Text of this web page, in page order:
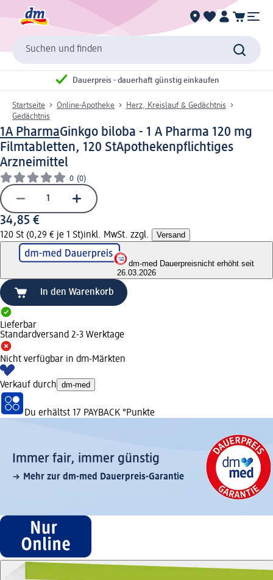
Suchen und finden
Dauerpreis - dauerhaft günstig einkaufen
Startseite Online-Apotheke
Herz, Kreislauf & Gedächtnis
Gedächtnis
1A PharmaGinkgo biloba - 1 A Pharma 120 mg
Filmtabletten, 120 StApothekenpflichtiges
Arzneimittel
0 (0)
34,85 €
120 St (0,29 € je 1 St)inkl. MwSt. zzgl. Versand
dm-med Dauerpreisnicht erhöht seit
26.03.2026
In den Warenkorb
Lieferbar
Standardversand 2-3 Werktage
Nicht verfügbar in dm-Märkten
Verkauf durch dm-med
Du erhältst 17 PAYBACK °Punkte
Immer fair,­ immer günstig
Mehr zur dm-med Dauerpreis-Garantie